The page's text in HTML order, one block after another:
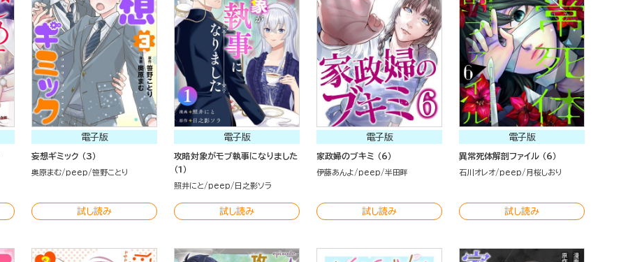
電子版
妄想ギミック （3）
奥原まむ peep 笹野ことり
試し読み
電子版
攻略対象がモブ執事になりました
（1）
照井にと peep 日之影ソラ
試し読み
電子版
家政婦のブキミ （6）
伊藤あんよ peep 半田畔
試し読み
電子版
異常死体解剖ファイル （6）
石川オレオ peep 月桜しおり
試し読み